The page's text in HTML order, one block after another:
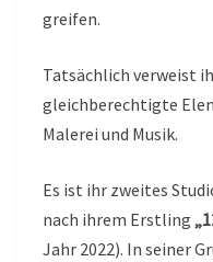
greifen.
Tatsächlich verweist
gleichberechtigte
Malerei und Musik.
Es ist ihr zweites
nach ihrem Erstling
Jahr 2022). In seiner